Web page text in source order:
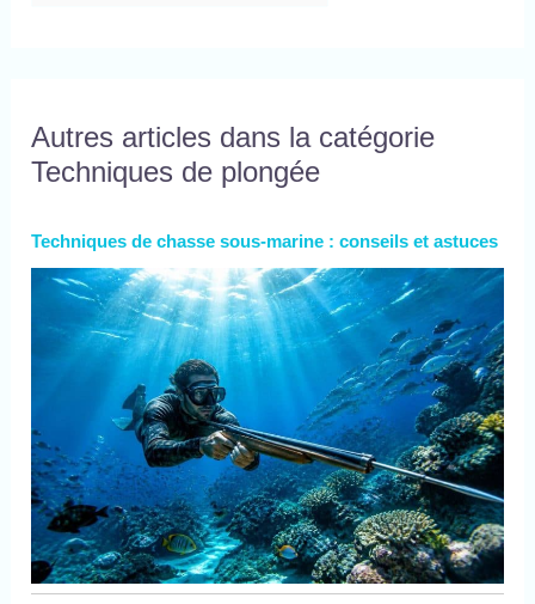
Autres articles dans la catégorie
Techniques de plongée
Techniques de chasse sous-marine : conseils et astuces